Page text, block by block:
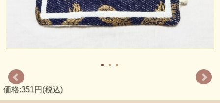
価格:351円(税込)